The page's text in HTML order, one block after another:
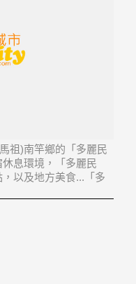
祖)南竿鄉的「多麗民
息環境，「多麗民
以及地方美食...「多